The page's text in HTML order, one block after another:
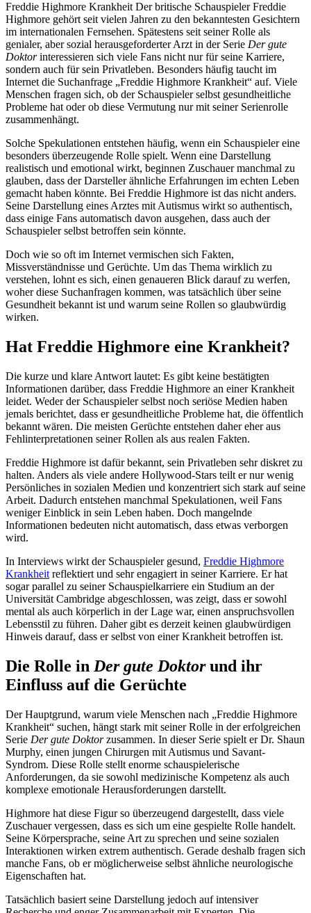
Freddie Highmore Krankheit Der britische Schauspieler Freddie
Highmore gehört seit vielen Jahren zu den bekanntesten Gesichtern
im internationalen Fernsehen. Spätestens seit seiner Rolle als
genialer, aber sozial herausgeforderter Arzt in der Serie Der gute
Doktorinteressieren sich viele Fans nicht nur für seine Karriere,
sondern auch für sein Privatleben. Besonders häufig taucht im
Internet die Suchanfrage „Freddie Highmore Krankheit“ auf. Viele
Menschen fragen sich, ob der Schauspieler selbst gesundheitliche
Probleme hat oder ob diese Vermutung nur mit seiner Serienrolle
zusammenhängt.
Solche Spekulationen entstehen häufig, wenn ein Schauspieler eine
besonders überzeugende Rolle spielt. Wenn eine Darstellung
realistisch und emotional wirkt, beginnen Zuschauer manchmal zu
glauben, dass der Darsteller ähnliche Erfahrungen im echten Leben
gemacht haben könnte. Bei Freddie Highmore ist das nicht anders.
Seine Darstellung eines Arztes mit Autismus wirkt so authentisch,
dass einige Fans automatisch davon ausgehen, dass auch der
Schauspieler selbst betroffen sein könnte.
Doch wie so oft im Internet vermischen sich Fakten,
Missverständnisse und Gerüchte. Um das Thema wirklich zu
verstehen, lohnt es sich, einen genaueren Blick darauf zu werfen,
woher diese Suchanfragen kommen, was tatsächlich über seine
Gesundheit bekannt ist und warum seine Rollen so glaubwürdig
wirken.
Hat Freddie Highmore eine Krankheit?
Die kurze und klare Antwort lautet: Es gibt keine bestätigten
Informationen darüber, dass Freddie Highmore an einer Krankheit
leidet. Weder der Schauspieler selbst noch seriöse Medien haben
jemals berichtet, dass er gesundheitliche Probleme hat, die öffentlich
bekannt wären. Die meisten Gerüchte entstehen daher eher aus
Fehlinterpretationen seiner Rollen als aus realen Fakten.
Freddie Highmore ist dafür bekannt, sein Privatleben sehr diskret zu
halten. Anders als viele andere Hollywood-Stars teilt er nur wenig
Persönliches in sozialen Medien und konzentriert sich stark auf seine
Arbeit. Dadurch entstehen manchmal Spekulationen, weil Fans
weniger Einblick in sein Leben haben. Doch mangelnde
Informationen bedeuten nicht automatisch, dass etwas verborgen
wird.
In Interviews wirkt der Schauspieler gesund, Freddie Highmore
Krankheit reflektiert und sehr engagiert in seiner Karriere. Er hat
sogar parallel zu seiner Schauspielkarriere ein Studium an der
Universität Cambridge abgeschlossen, was zeigt, dass er sowohl
mental als auch körperlich in der Lage war, einen anspruchsvollen
Lebensstil zu führen. Daher gibt es derzeit keinen glaubwürdigen
Hinweis darauf, dass er selbst von einer Krankheit betroffen ist.
Die Rolle in Der gute Doktorund ihr
Einfluss auf die Gerüchte
Der Hauptgrund, warum viele Menschen nach „Freddie Highmore
Krankheit“ suchen, hängt stark mit seiner Rolle in der erfolgreichen
Serie Der gute Doktorzusammen. In dieser Serie spielt er Dr. Shaun
Murphy, einen jungen Chirurgen mit Autismus und Savant-
Syndrom. Diese Rolle stellt enorme schauspielerische
Anforderungen, da sie sowohl medizinische Kompetenz als auch
komplexe emotionale Herausforderungen darstellt.
Highmore hat diese Figur so überzeugend dargestellt, dass viele
Zuschauer vergessen, dass es sich um eine gespielte Rolle handelt.
Seine Körpersprache, seine Art zu sprechen und seine sozialen
Interaktionen wirken extrem authentisch. Gerade deshalb fragen sich
manche Fans, ob er möglicherweise selbst ähnliche neurologische
Eigenschaften hat.
Tatsächlich basiert seine Darstellung jedoch auf intensiver